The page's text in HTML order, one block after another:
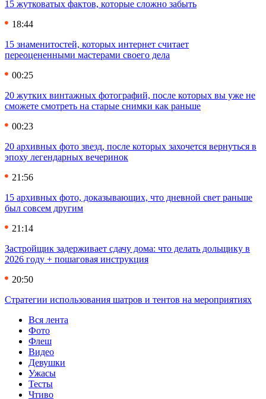
15 жутковатых фактов, которые сложно забыть
18:44
15 знаменитостей, которых интернет считает
переоцененными мастерами своего дела
00:25
20 жутких винтажных фотографий, после которых вы уже не
сможете смотреть на старые снимки как раньше
00:23
20 архивных фото звезд, после которых захочется вернуться в
эпоху легендарных вечеринок
21:56
15 архивных фото, доказывающих, что дневной свет раньше
был совсем другим
21:14
Застройщик задерживает сдачу дома: что делать дольщику в
2026 году + пошаговая инструкция
20:50
Стратегии использования шатров и тентов на мероприятиях
Вся лента
Фото
Флеш
Видео
Девушки
Ужасы
Тесты
Чтиво